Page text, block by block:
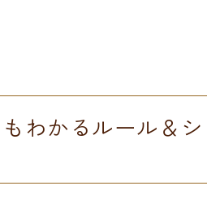
わかるルール＆